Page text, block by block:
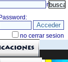
will» directorio